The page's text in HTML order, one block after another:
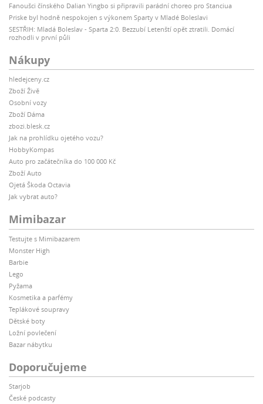
Fanoušci čínského Dalian Yingbo si připravili parádní choreo pro Stanciua
Priske byl hodně nespokojen s výkonem Sparty v Mladé Boleslavi
SESTŘIH: Mladá Boleslav - Sparta 2:0. Bezzubí Letenští opět ztratili. Domácí
rozhodli v první půli
Nákupy
hledejceny.cz
Zboží Živě
Osobní vozy
Zboží Dáma
zbozi.blesk.cz
Jak na prohlídku ojetého vozu?
HobbyKompas
Auto pro začátečníka do 100 000 Kč
Zboží Auto
Ojetá Škoda Octavia
Jak vybrat auto?
Mimibazar
Testujte s Mimibazarem
Monster High
Barbie
Lego
Pyžama
Kosmetika a parfémy
Teplákové soupravy
Dětské boty
Ložní povlečení
Bazar nábytku
Doporučujeme
Starjob
České podcasty